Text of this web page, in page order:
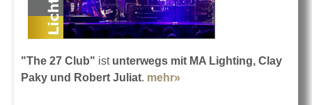
"The 27 Club" ist unterwegs mit MA Lighting, Clay
Paky und Robert Juliat. mehr»